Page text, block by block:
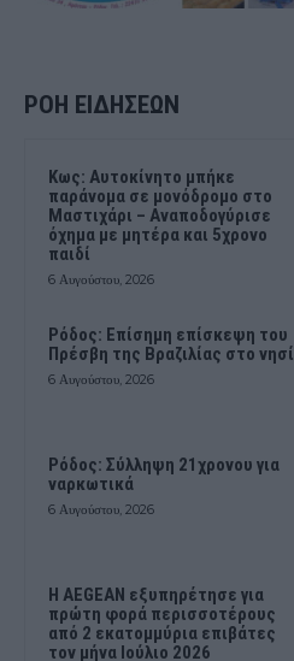
ΡΟΗ ΕΙΔΗΣΕΩΝ
Kως: Αυτοκίνητο μπήκε
παράνομα σε μονόδρομο στο
Μαστιχάρι – Αναποδογύρισε
όχημα με μητέρα και 5χρονο
παιδί
6 Αυγούστου, 2026
Ρόδος: Επίσημη επίσκεψη του
Πρέσβη της Βραζιλίας στο νησί
6 Αυγούστου, 2026
Ρόδος: Σύλληψη 21χρονου για
ναρκωτικά
6 Αυγούστου, 2026
Η AEGEAN εξυπηρέτησε για
πρώτη φορά περισσοτέρους
από 2 εκατομμύρια επιβάτες
τον μήνα Ιούλιο 2026